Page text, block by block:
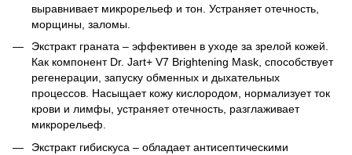
выравнивает микрорельеф и тон. Устраняет отечность,
морщины, заломы.
Экстракт граната – эффективен в уходе за зрелой кожей.
Как компонент Dr. Jart+ V7 Brightening Mask, способствует
регенерации, запуску обменных и дыхательных
процессов. Насыщает кожу кислородом, нормализует ток
крови и лимфы, устраняет отечность, разглаживает
микрорельеф.
Экстракт гибискуса – обладает антисептическими